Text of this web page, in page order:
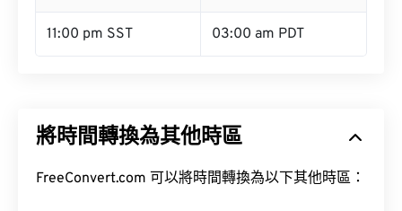
11:00 pm SST 03:00 am PDT
將時間轉換為其他時區
FreeConvert.com 可以將時間轉換為以下其他時區：